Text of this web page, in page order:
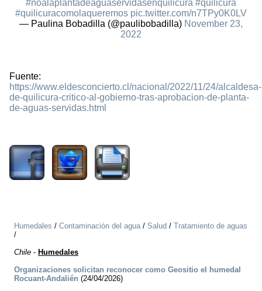
#noalaplantadeaguaservidasenquilicura #quilicura
#quilicuracomolaqueremos pic.twitter.com/n7TPy0K0LV
— Paulina Bobadilla (@paulibobadilla) November 23,
2022
Fuente:
https://www.eldesconcierto.cl/nacional/2022/11/24/alcaldesa-
de-quilicura-critico-al-gobierno-tras-aprobacion-de-planta-
de-aguas-servidas.html
Humedales / Contaminación del agua/ Salud / Tratamiento de aguas
/
Chile - Humedales
Organizaciones solicitan reconocer como Geositio el humedal
Rocuant-Andalién (24/04/2026)